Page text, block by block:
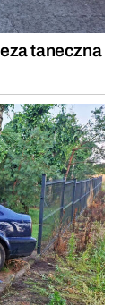
taneczna